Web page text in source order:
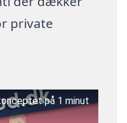
private
på 1 minut